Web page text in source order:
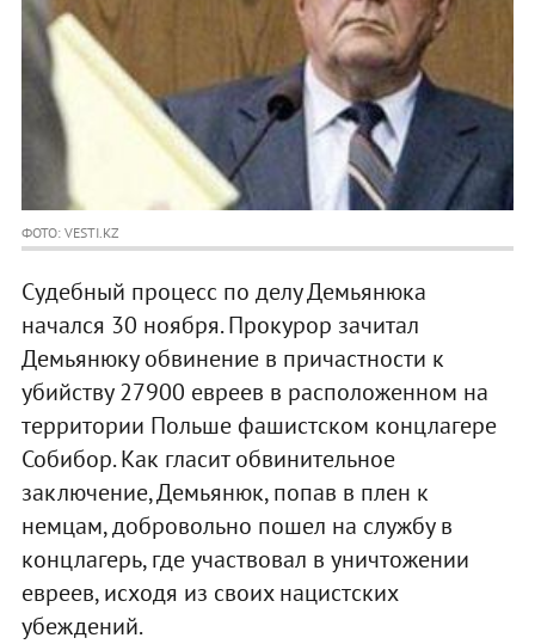
ФОТО: VESTI.KZ
Судебный процесс по делу Демьянюка
начался 30 ноября. Прокурор зачитал
Демьянюку обвинение в причастности к
убийству 27900 евреев в расположенном на
территории Польше фашистском концлагере
Собибор. Как гласит обвинительное
заключение, Демьянюк, попав в плен к
немцам, добровольно пошел на службу в
концлагерь, где участвовал в уничтожении
евреев, исходя из своих нацистских
убеждений.